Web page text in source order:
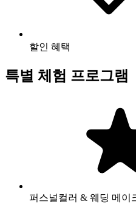
할인 혜택
특별 체험 프로그램
퍼스널컬러 & 웨딩 메이